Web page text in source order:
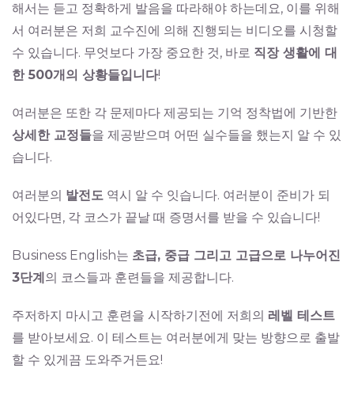
해서는 듣고 정확하게 발음을 따라해야 하는데요, 이를 위해
서 여러분은 저희 교수진에 의해 진행되는 비디오를 시청할
수 있습니다. 무엇보다 가장 중요한 것, 바로 직장 생활에 대
한 500개의 상황들입니다!
여러분은 또한 각 문제마다 제공되는 기억 정착법에 기반한
상세한 교정들을 제공받으며 어떤 실수들을 했는지 알 수 있
습니다.
여러분의 발전도 역시 알 수 잇습니다. 여러분이 준비가 되
어있다면, 각 코스가 끝날 때 증명서를 받을 수 있습니다!
Business English는 초급, 중급 그리고 고급으로 나누어진
3단계의 코스들과 훈련들을 제공합니다.
주저하지 마시고 훈련을 시작하기전에 저희의 레벨 테스트
를 받아보세요. 이 테스트는 여러분에게 맞는 방향으로 출발
할 수 있게끔 도와주거든요!